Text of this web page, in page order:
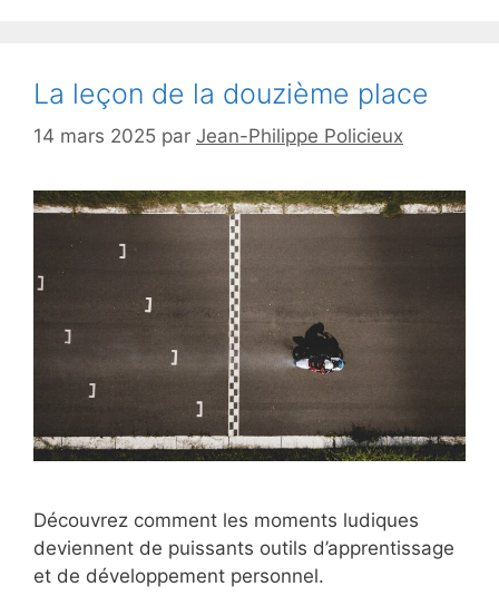
La leçon de la douzième place
14 mars 2025 par Jean-Philippe Policieux
Découvrez comment les moments ludiques
deviennent de puissants outils d’apprentissage
et de développement personnel.